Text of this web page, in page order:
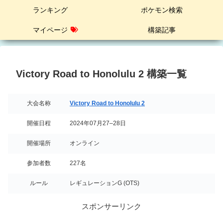
ランキング ポケモン検索
マイページ 構築記事
Victory Road to Honolulu 2 構築一覧
大会名称 Victory Road to Honolulu 2
開催日程 2024年07月27–28日
開催場所 オンライン
参加者数 227名
ルール レギュレーションG (OTS)
スポンサーリンク